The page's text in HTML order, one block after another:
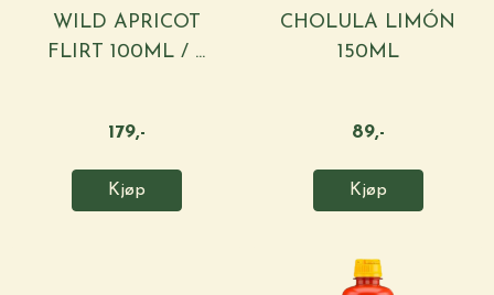
WILD APRICOT
FLIRT 100ML / ...
179,-
Kjøp
CHOLULA LIMÓN
150ML
89,-
Kjøp